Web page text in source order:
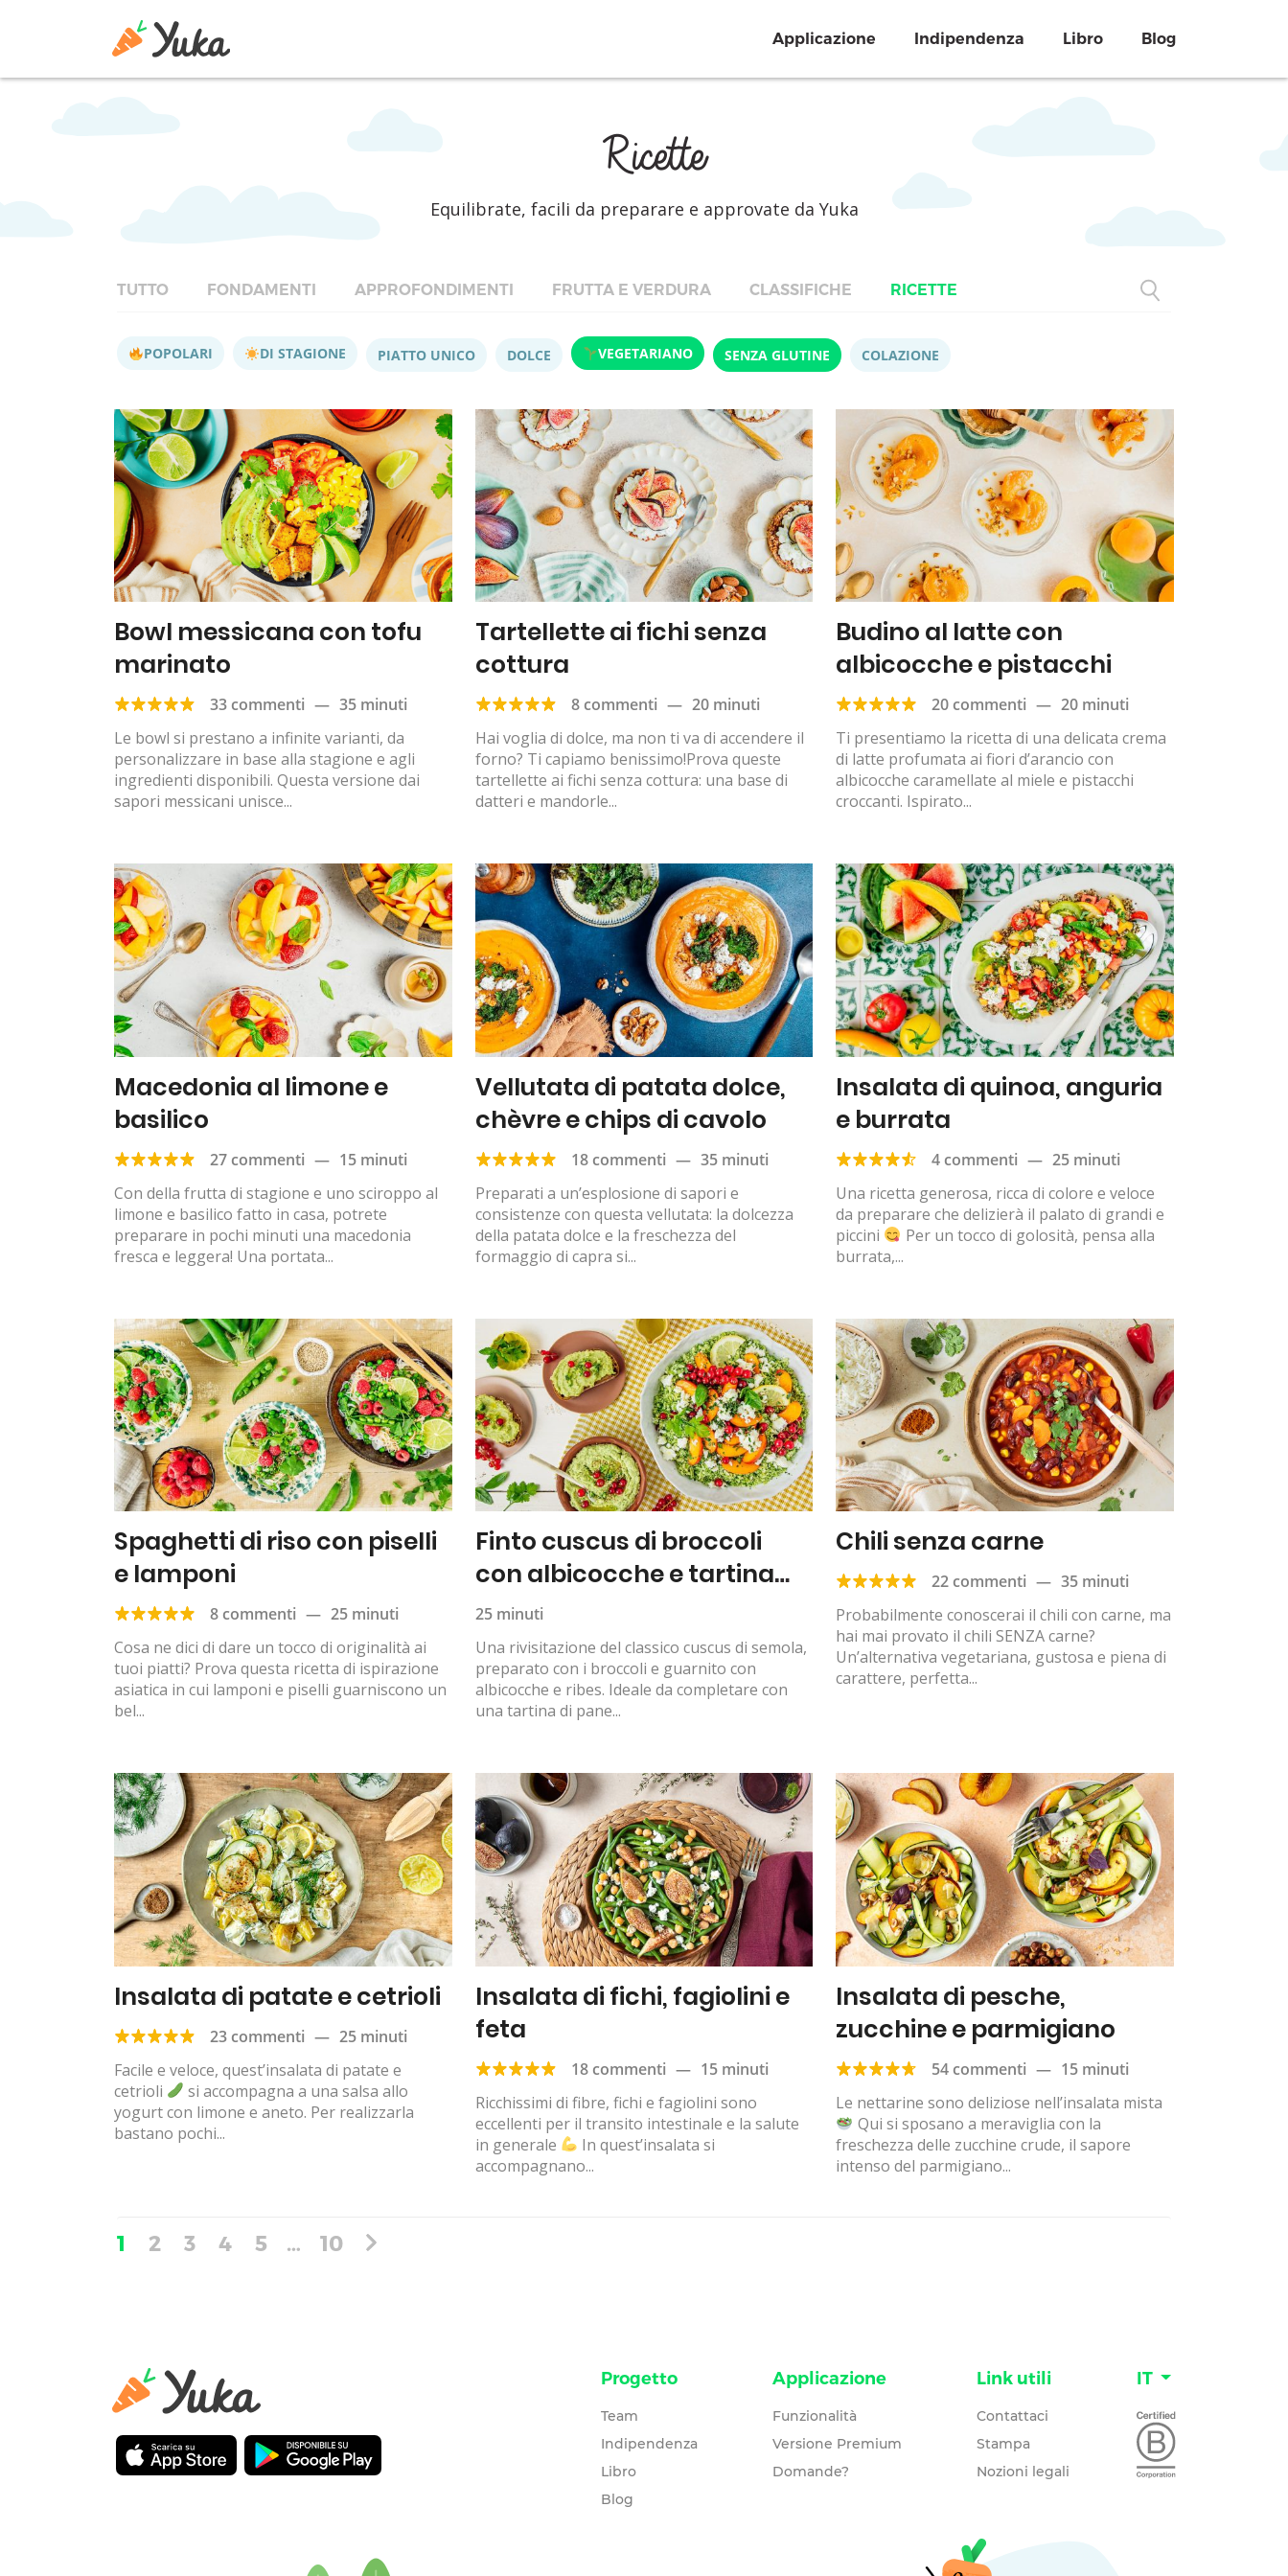
Applicazione Indipendenza Libro Blog
Ricette
Equilibrate, facili da preparare e approvate da Yuka
TUTTO FONDAMENTI APPROFONDIMENTI FRUTTA E VERDURA CLASSIFICHE RICETTE
POPOLARI DI STAGIONE PIATTO UNICO DOLCE VEGETARIANO SENZA GLUTINE COLAZIONE
Bowl messicana con tofu
marinato
33 commenti — 35 minuti
Le bowl si prestano a infinite varianti, da
personalizzare in base alla stagione e agli
ingredienti disponibili. Questa versione dai
sapori messicani unisce...
Tartellette ai fichi senza
cottura
8 commenti — 20 minuti
Hai voglia di dolce, ma non ti va di accendere il
forno? Ti capiamo benissimo!Prova queste
tartellette ai fichi senza cottura: una base di
datteri e mandorle...
Budino al latte con
albicocche e pistacchi
20 commenti — 20 minuti
Ti presentiamo la ricetta di una delicata crema
di latte profumata ai fiori d’arancio con
albicocche caramellate al miele e pistacchi
croccanti. Ispirato...
Macedonia al limone e
basilico
27 commenti — 15 minuti
Con della frutta di stagione e uno sciroppo al
limone e basilico fatto in casa, potrete
preparare in pochi minuti una macedonia
fresca e leggera! Una portata...
Vellutata di patata dolce,
chèvre e chips di cavolo
18 commenti — 35 minuti
Preparati a un’esplosione di sapori e
consistenze con questa vellutata: la dolcezza
della patata dolce e la freschezza del
formaggio di capra si...
Insalata di quinoa, anguria
e burrata
4 commenti — 25 minuti
Una ricetta generosa, ricca di colore e veloce
da preparare che delizierà il palato di grandi e
piccini
Per un tocco di golosità, pensa alla
burrata,...
Spaghetti di riso con piselli
e lamponi
8 commenti — 25 minuti
Cosa ne dici di dare un tocco di originalità ai
tuoi piatti? Prova questa ricetta di ispirazione
asiatica in cui lamponi e piselli guarniscono un
bel...
Finto cuscus di broccoli
con albicocche e tartina
all’hummus
25 minuti
Una rivisitazione del classico cuscus di semola,
preparato con i broccoli e guarnito con
albicocche e ribes. Ideale da completare con
una tartina di pane...
Chili senza carne
22 commenti — 35 minuti
Probabilmente conoscerai il chili con carne, ma
hai mai provato il chili SENZA carne?
Un’alternativa vegetariana, gustosa e piena di
carattere, perfetta...
Insalata di patate e cetrioli
23 commenti — 25 minuti
Facile e veloce, quest’insalata di patate e
cetrioli
si accompagna a una salsa allo
yogurt con limone e aneto. Per realizzarla
bastano pochi...
Insalata di fichi, fagiolini e
feta
18 commenti — 15 minuti
Ricchissimi di fibre, fichi e fagiolini sono
eccellenti per il transito intestinale e la salute
in generale
In quest’insalata si
accompagnano...
Insalata di pesche,
zucchine e parmigiano
54 commenti — 15 minuti
Le nettarine sono deliziose nell’insalata mista
Qui si sposano a meraviglia con la
freschezza delle zucchine crude, il sapore
intenso del parmigiano...
1 2 3 4 5 … 10
Progetto
Team
Indipendenza
Libro
Blog
Applicazione
Funzionalità
Versione Premium
Domande?
Link utili
Contattaci
Stampa
Nozioni legali
IT